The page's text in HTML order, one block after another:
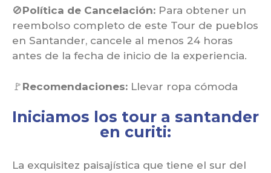
🚫Política de Cancelación: Para obtener un
reembolso completo de este Tour de pueblos
en Santander, cancele al menos 24 horas
antes de la fecha de inicio de la experiencia.
🚩 Recomendaciones: Llevar ropa cómoda
Iniciamos los tour a santander
en curiti:
La exquisitez paisajística que tiene el sur del